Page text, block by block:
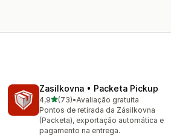
Zasilkovna • Packeta Pickup
4,9de 5 estrelas
(73)
73 avaliações ao todo
•Avaliação gratuita
Pontos de retirada da Zásilkovna
(Packeta), exportação automática e
pagamento na entrega.